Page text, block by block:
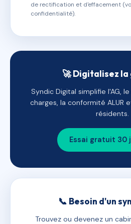
de rectification et d'effacement
confidentialité).
🚀 Digitalisez
Syndic Digital simplifie l'AG,
charges, la conformité ALUR
résidents.
Essai gratuit 30
📞 Besoin d'un
Trouvez ou devenez un